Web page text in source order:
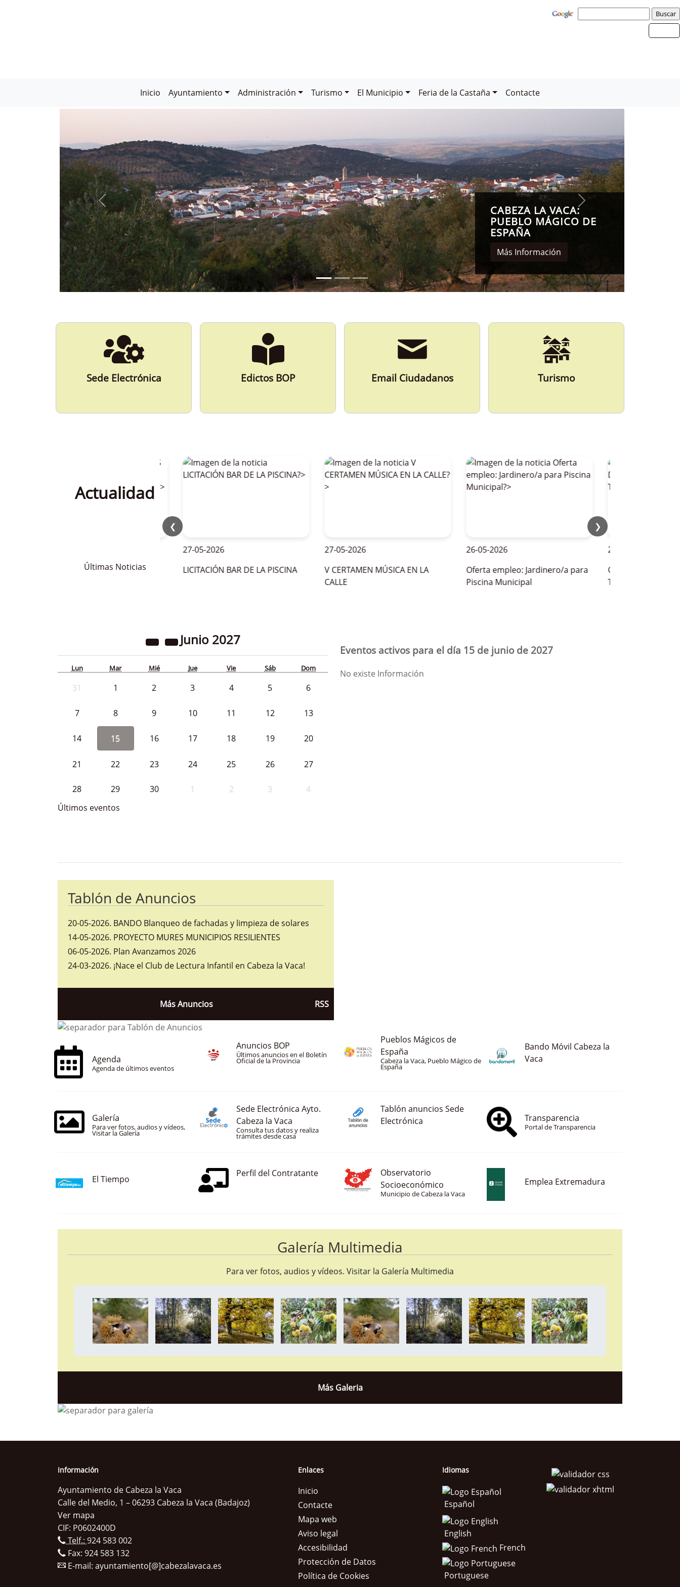
Inicio Ayuntamiento Administración Turismo El Municipio Feria de la Castaña Contacte
CABEZA LA VACA:
PUEBLO MÁGICO DE
ESPAÑA
Más Información
Sede Electrónica Edictos BOP Email Ciudadanos Turismo
Actualidad
Últimas Noticias
❮ ❯
27-05-2026
LICITACIÓN BAR DE LA PISCINA
27-05-2026
V CERTAMEN MÚSICA EN LA
CALLE
26-05-2026
Oferta empleo: Jardinero/a para
Piscina Municipal
28-05-2026
OFERTAS DE EMPLEO
TEMPORADA DE
Junio 2027
Lun Mar Mié Jue Vie Sáb Dom
31 1 2 3 4 5 6
7 8 9 10 11 12 13
14 15 16 17 18 19 20
21 22 23 24 25 26 27
28 29 30 1 2 3 4
Eventos activos para el día 15 de junio de 2027
No existe Información
Últimos eventos
Tablón de Anuncios
20-05-2026. BANDO Blanqueo de fachadas y limpieza de solares
14-05-2026. PROYECTO MURES MUNICIPIOS RESILIENTES
06-05-2026. Plan Avanzamos 2026
24-03-2026. ¡Nace el Club de Lectura Infantil en Cabeza la Vaca!
Más Anuncios RSS
Agenda
Agenda de últimos eventos
Anuncios BOP
Últimos anuncios en el Boletín
Oficial de la Provincia
Pueblos Mágicos de
España
Cabeza la Vaca, Pueblo Mágico de
España
Bando Móvil Cabeza la
Vaca
Galería
Para ver fotos, audios y vídeos,
Visitar la Galería
Sede Electrónica Ayto.
Cabeza la Vaca
Consulta tus datos y realiza
trámites desde casa
Tablón anuncios Sede
Electrónica
Transparencia
Portal de Transparencia
El Tiempo
Perfil del Contratante
Observatorio
Socioeconómico
Municipio de Cabeza la Vaca
Emplea Extremadura
Galería Multimedia
Para ver fotos, audios y vídeos. Visitar la Galería Multimedia
Más Galeria
Información
Ayuntamiento de Cabeza la Vaca
Calle del Medio, 1 – 06293 Cabeza la Vaca (Badajoz)
Ver mapa
CIF: P0602400D
Telf.:924 583 002
Fax: 924 583 132
E-mail: ayuntamiento[@]cabezalavaca.es
Enlaces
Inicio
Contacte
Mapa web
Aviso legal
Accesibilidad
Protección de Datos
Política de Cookies
Idiomas
Español
English
French
Portuguese